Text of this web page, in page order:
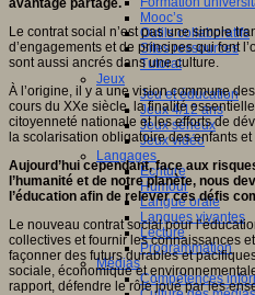
Mooc’s
Outils collaboratifs
Sites ressources
Tutorat
Jeux
Jeu et éducation
Jeux 4/12 ans
Jeux sérieux
Jeux vidéo
Langages
Ecriture
Humour
Langue orale
Langues vivantes
Lecture
Programmation
Médias
Compétences
avantage partagé.
Le contrat social n’est pas une simple
d’engagements et de principes qui font
sont aussi ancrés dans une culture.
À l’origine, il y a une vision commune
cours du XXe siècle, la finalité
citoyenneté nationale et les efforts de
la scolarisation obligatoire des enfants
Aujourd’hui cependant, face aux
l’humanité et de notre planète, nous
l’éducation afin de relever ces défis
Le nouveau contrat social pour
collectives et fournir les connaissances
façonner des futurs durables et
sociale, économique et
rapport, défendre le rôle joué par les